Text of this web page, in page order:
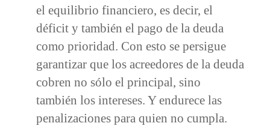
el equilibrio financiero, es decir, el
déficit y también el pago de la deuda
como prioridad. Con esto se persigue
garantizar que los acreedores de la deuda
cobren no sólo el principal, sino
también los intereses. Y endurece las
penalizaciones para quien no cumpla.